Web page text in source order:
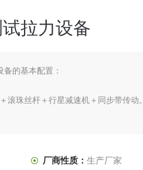
拉力设备
的基本配置：
滚珠丝杆＋行星减速机＋同步带传动。
机一台。 厂商性质： 生产厂家